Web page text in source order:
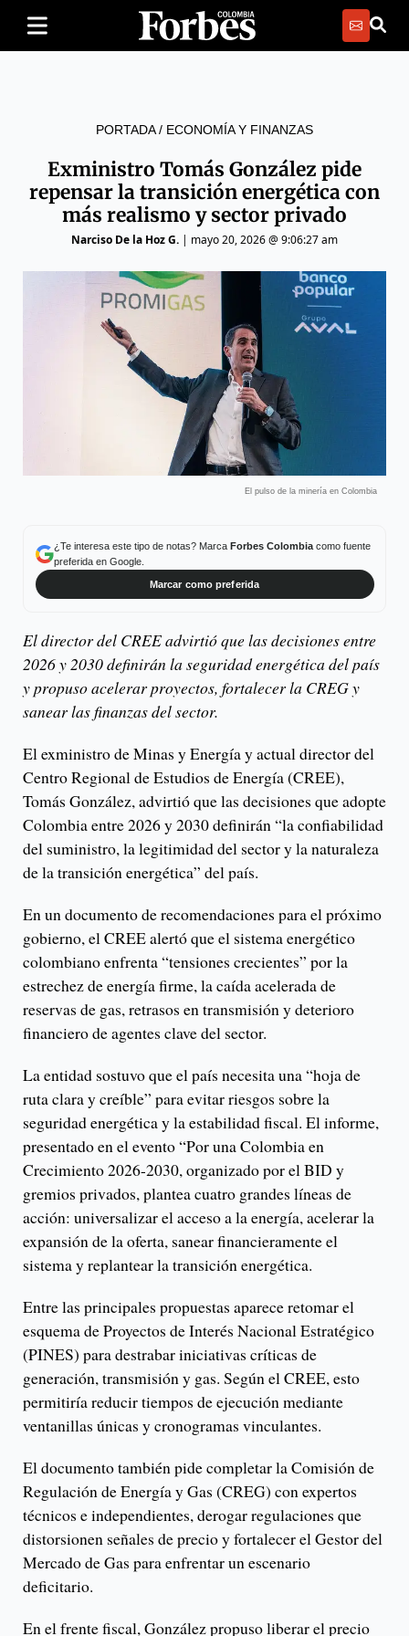
PORTADA/ ECONOMÍA Y FINANZAS
Exministro Tomás González pide
repensar la transición energética con
más realismo y sector privado
Narciso De la Hoz G. | mayo 20, 2026 @ 9:06:27 am
El pulso de la minería en Colombia
¿Te interesa este tipo de notas? Marca Forbes Colombiacomo fuente
preferida en Google.
Marcar como preferida
El director del CREE advirtió que las decisiones entre
2026 y 2030 definirán la seguridad energética del país
y propuso acelerar proyectos, fortalecer la CREG y
sanear las finanzas del sector.
El exministro de Minas y Energía y actual director del
Centro Regional de Estudios de Energía (CREE),
Tomás González, advirtió que las decisiones que adopte
Colombia entre 2026 y 2030 definirán “la confiabilidad
del suministro, la legitimidad del sector y la naturaleza
de la transición energética” del país.
En un documento de recomendaciones para el próximo
gobierno, el CREE alertó que el sistema energético
colombiano enfrenta “tensiones crecientes” por la
estrechez de energía firme, la caída acelerada de
reservas de gas, retrasos en transmisión y deterioro
financiero de agentes clave del sector.
La entidad sostuvo que el país necesita una “hoja de
ruta clara y creíble” para evitar riesgos sobre la
seguridad energética y la estabilidad fiscal. El informe,
presentado en el evento “Por una Colombia en
Crecimiento 2026-2030, organizado por el BID y
gremios privados, plantea cuatro grandes líneas de
acción: universalizar el acceso a la energía, acelerar la
expansión de la oferta, sanear financieramente el
sistema y replantear la transición energética.
Entre las principales propuestas aparece retomar el
esquema de Proyectos de Interés Nacional Estratégico
(PINES) para destrabar iniciativas críticas de
generación, transmisión y gas. Según el CREE, esto
permitiría reducir tiempos de ejecución mediante
ventanillas únicas y cronogramas vinculantes.
El documento también pide completar la Comisión de
Regulación de Energía y Gas (CREG) con expertos
técnicos e independientes, derogar regulaciones que
distorsionen señales de precio y fortalecer el Gestor del
Mercado de Gas para enfrentar un escenario
deficitario.
En el frente fiscal, González propuso liberar el precio